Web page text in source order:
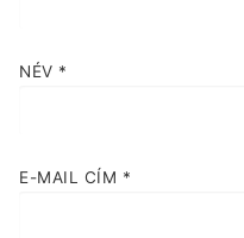
NÉV *
E-MAIL CÍM *